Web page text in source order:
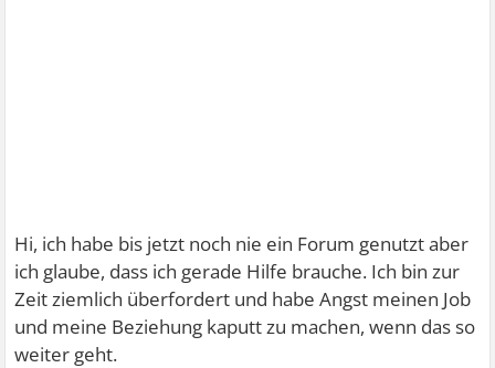
Hi, ich habe bis jetzt noch nie ein Forum genutzt aber
ich glaube, dass ich gerade Hilfe brauche. Ich bin zur
Zeit ziemlich überfordert und habe Angst meinen Job
und meine Beziehung kaputt zu machen, wenn das so
weiter geht.